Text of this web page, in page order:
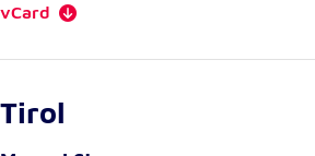
vCard
Tirol